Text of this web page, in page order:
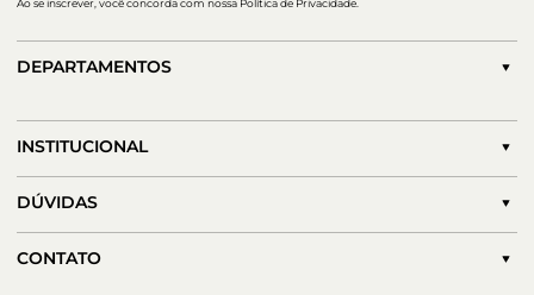
Ao se inscrever, você concorda com nossa Política de Privacidade.
DEPARTAMENTOS
INSTITUCIONAL
DÚVIDAS
CONTATO